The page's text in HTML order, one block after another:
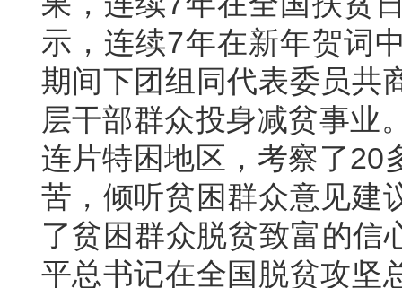
示，连续7年在新年贺词
期间下团组同代表委员共
层干部群众投身减贫事业
连片特困地区，考察了20
苦，倾听贫困群众意见建
了贫困群众脱贫致富的信
平总书记在全国脱贫攻坚